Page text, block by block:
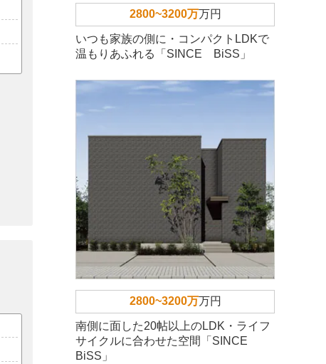
2800~3200万万円
いつも家族の側に・コンパクトLDKで
温もりあふれる「SINCE BiSS」
2800~3200万万円
南側に面した20帖以上のLDK・ライフ
サイクルに合わせた空間「SINCE
BiSS」